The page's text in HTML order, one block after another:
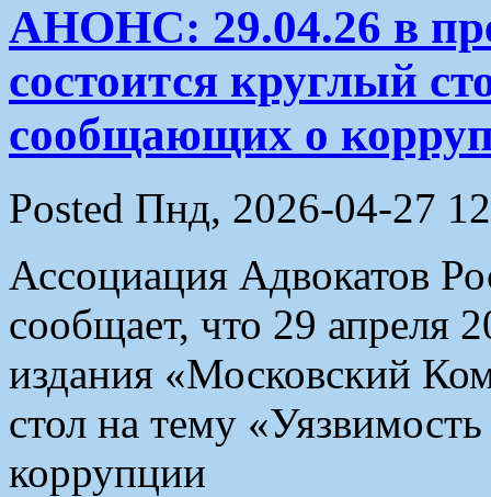
АНОНС: 29.04.26 в
состоится круглый
сообщающих о
Posted Пнд, 2026-04-27
Ассоциация Адвокатов
сообщает, что 29 апреля
издания «Московский
стол на тему
коррупции